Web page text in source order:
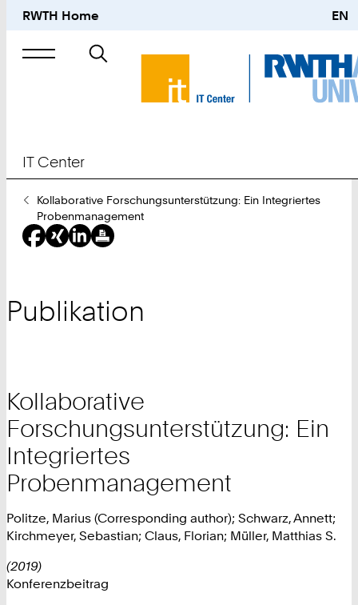
RWTH Home EN
Suche
nach
IT Center
Sie
sind
hier:
Kollaborative Forschungsunterstützung: Ein Integriertes
Probenmanagement
Publikation
Kollaborative
Forschungsunterstützung: Ein
Integriertes
Probenmanagement
Politze, Marius (Corresponding author); Schwarz, Annett;
Kirchmeyer, Sebastian; Claus, Florian; Müller, Matthias S.
(2019)
Konferenzbeitrag